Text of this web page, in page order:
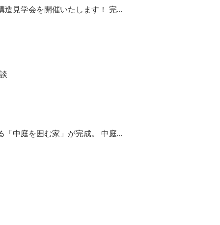
造見学会を開催いたします！ 完…
「中庭を囲む家」が完成。 中庭…